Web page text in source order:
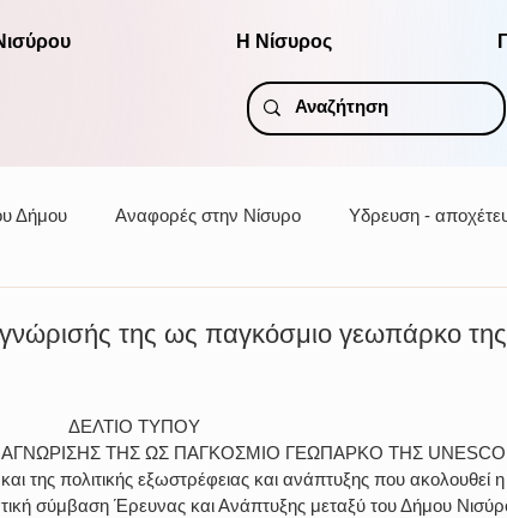
Η Νίσυρος
Δήμου Αναφορές στην Νίσυρο Υδρευση -
της ως παγκόσμιο γεωπάρκο της
ΔΕΛΤΙΟ ΤΥΠΟΥ
ΤΗΣ ΩΣ ΠΑΓΚΟΣΜΙΟ ΓΕΩΠΑΡΚΟ ΤΗΣ UNESCO
της πολιτικής εξωστρέφειας και ανάπτυξης που ακολουθεί η
σύμβαση Έρευνας και Ανάπτυξης μεταξύ του Δήμου